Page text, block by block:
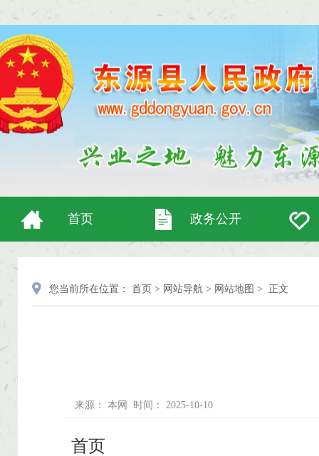
首页 政务公开
您当前所在位置： 首页 > 网站导航 > 网站地图 > 正文
来源： 本网 时间： 2025-10-10
首页